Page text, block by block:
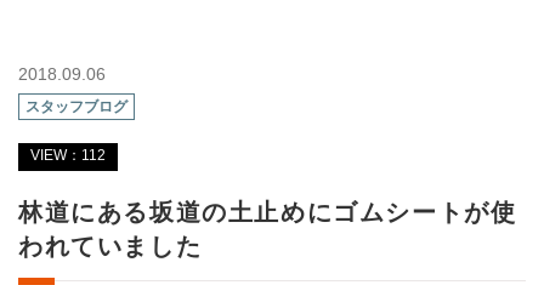
2018.09.06
スタッフブログ
VIEW：112
林道にある坂道の土止めにゴムシートが使
われていました